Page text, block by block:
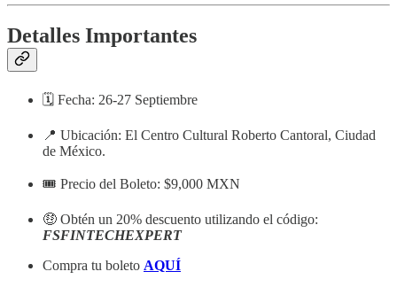
Detalles Importantes
🗓 Fecha: 26-27 Septiembre
📍 Ubicación: El Centro Cultural Roberto Cantoral, Ciudad
de México.
🎟 Precio del Boleto: $9,000 MXN
🤑 Obtén un 20% descuento utilizando el código:
FSFINTECHEXPERT
Compra tu boleto AQUÍ